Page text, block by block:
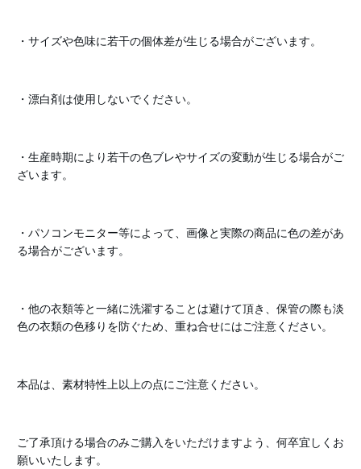
・サイズや色味に若干の個体差が生じる場合がございます。
・漂白剤は使用しないでください。
・生産時期により若干の色ブレやサイズの変動が生じる場合がご
ざいます。
・パソコンモニター等によって、画像と実際の商品に色の差があ
る場合がございます。
・他の衣類等と一緒に洗濯することは避けて頂き、保管の際も淡
色の衣類の色移りを防ぐため、重ね合せにはご注意ください。
本品は、素材特性上以上の点にご注意ください。
ご了承頂ける場合のみご購入をいただけますよう、何卒宜しくお
願いいたします。